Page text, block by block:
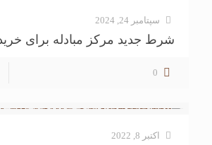
سپتامبر 24, 2024
شرط جدید مرکز مبادله برای
0
اکتبر 8, 2022